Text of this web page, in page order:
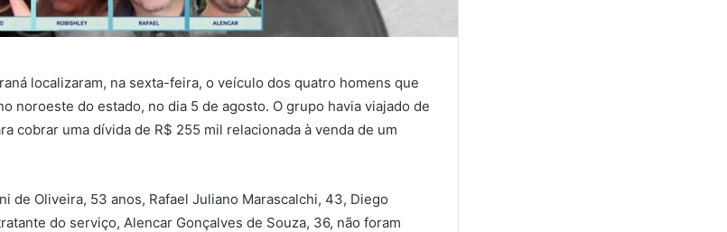
localizaram, na sexta-feira, o veículo dos quatro homens que
noroeste do estado, no dia 5 de agosto. O grupo havia viajado de
cobrar uma dívida de R$ 255 mil relacionada à venda de um
de Oliveira, 53 anos, Rafael Juliano Marascalchi, 43, Diego
do serviço, Alencar Gonçalves de Souza, 36, não foram